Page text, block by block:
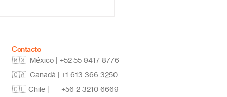
Contacto
🇲🇽 México | +5255 9417 8776
🇨🇦 Canadá | +1 613 366 3250
🇨🇱 Chile | +56 2 3210 6669